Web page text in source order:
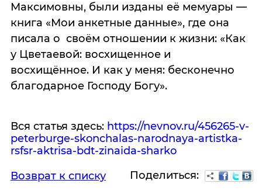
Максимовны, были изданы её мемуары —
книга «Мои анкетные данные», где она
писала о своём отношении к жизни: «Как
у Цветаевой: восхищенное и
восхищённое. И как у меня: бесконечно
благодарное Господу Богу».
Вся статья здесь: https://nevnov.ru/456265-v-
peterburge-skonchalas-narodnaya-artistka-
rsfsr-aktrisa-bdt-zinaida-sharko
Возврат к списку
Поделиться: